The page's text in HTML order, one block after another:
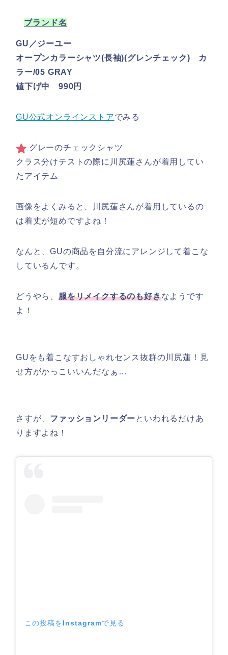
ブランド名
GU／ジーユー
オープンカラーシャツ(長袖)(グレンチェック) カ
ラー/05 GRAY
値下げ中 990円
GU公式オンラインストアでみる
グレーのチェックシャツ
クラス分けテストの際に川尻蓮さんが着用してい
たアイテム
画像をよくみると、川尻蓮さんが着用しているの
は着丈が短めですよね！
なんと、GUの商品を自分流にアレンジして着こな
しているんです。
どうやら、 服をリメイクするのも好きなようです
よ！
GUをも着こなすおしゃれセンス抜群の川尻蓮！見
せ方がかっこいいんだなぁ…
さすが、 ファッションリーダーといわれるだけあ
りますよね！
この投稿をInstagramで見る